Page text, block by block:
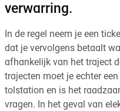
verwarring.
In de regel neem je een
dat je vervolgens betaalt
afhankelijk van het traject
trajecten moet je echter
tolstation en is het
vragen. In het geval van